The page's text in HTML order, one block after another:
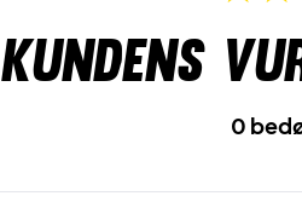
Kundens
0